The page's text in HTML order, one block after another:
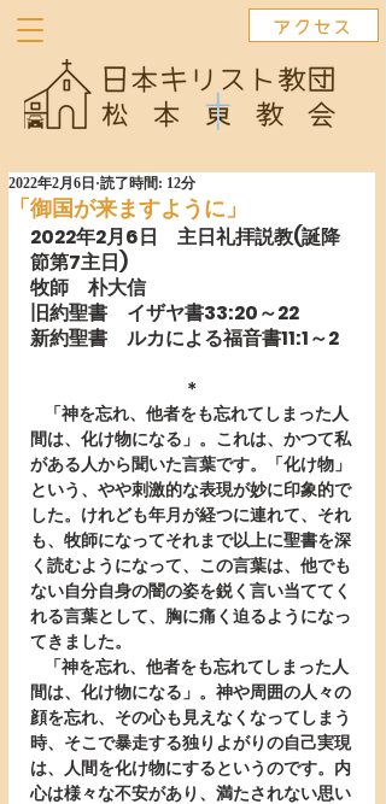
アクセス
「御国が来ますように」
2022年2月6日 読了時間: 12分
2022年2月6日　主日礼拝説教(誕降
節第7主日)
牧師　朴大信
旧約聖書　イザヤ書33:20～22
新約聖書　ルカによる福音書11:1～2
＊
間は、化け物になる」。これは、かつて私
がある人から聞いた言葉です。「化け物」
という、やや刺激的な表現が妙に印象的で
した。けれども年月が経つに連れて、それ
も、牧師になってそれまで以上に聖書を深
く読むようになって、この言葉は、他でも
ない自分自身の闇の姿を鋭く言い当ててく
れる言葉として、胸に痛く迫るようになっ
てきました。
間は、化け物になる」。神や周囲の人々の
顔を忘れ、その心も見えなくなってしまう
時、そこで暴走する独りよがりの自己実現
は、人間を化け物にするというのです。内
心は様々な不安があり、満たされない思い